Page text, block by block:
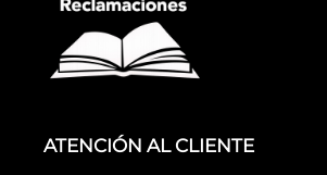
No encontramos ningún
para "adolfo-dominguez-
mujer-color-plateado-52-
2593425951"